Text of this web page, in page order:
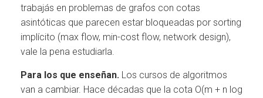
trabajás en problemas de grafos con cotas
asintóticas que parecen estar bloqueadas por sorting
implícito (max flow, min-cost flow, network design),
vale la pena estudiarla.
Para los que enseñan. Los cursos de algoritmos
van a cambiar. Hace décadas que la cota O(m + n log